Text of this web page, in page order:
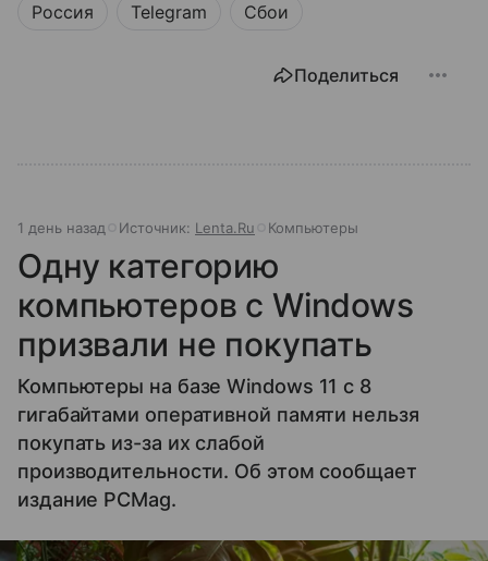
Россия Telegram Сбои
Поделиться
1 день назад Источник: Lenta.Ru Компьютеры
Одну категорию
компьютеров с Windows
призвали не покупать
Компьютеры на базе Windows 11 c 8
гигабайтами оперативной памяти нельзя
покупать из-за их слабой
производительности. Об этом сообщает
издание PCMag.